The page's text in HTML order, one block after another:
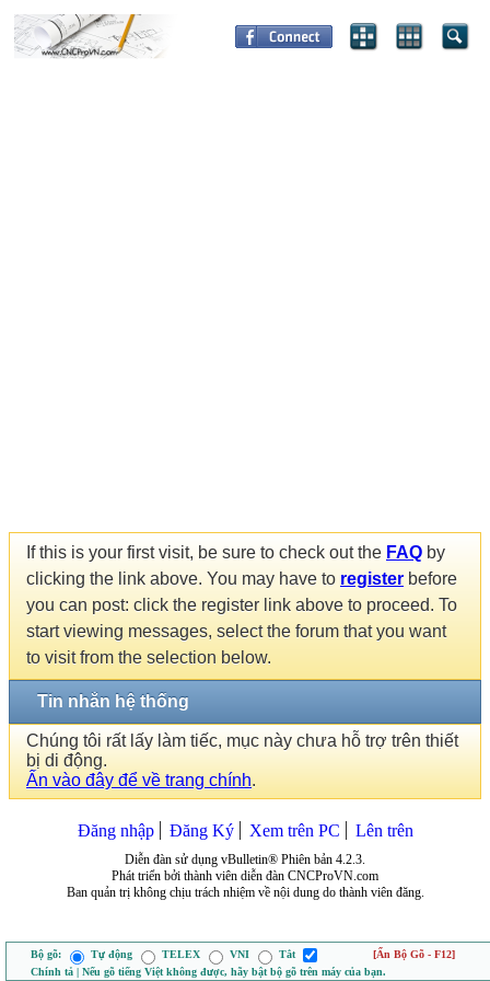
If this is your first visit, be sure to check out the FAQ by
clicking the link above. You may have to register before
you can post: click the register link above to proceed. To
start viewing messages, select the forum that you want
to visit from the selection below.
Tin nhắn hệ thống
Chúng tôi rất lấy làm tiếc, mục này chưa hỗ trợ trên thiết
bị di động.
Ấn vào đây để về trang chính.
Đăng nhập Đăng Ký Xem trên PC Lên trên
Diễn đàn sử dụng vBulletin® Phiên bản 4.2.3.
Phát triển bởi thành viên diễn đàn CNCProVN.com
Ban quản trị không chịu trách nhiệm về nội dung do thành viên đăng.
Bộ gõ: Tự động TELEX VNI Tắt
[Ẩn Bộ Gõ - F12]
Chính tả | Nếu gõ tiếng Việt không được, hãy bật bộ gõ trên máy của bạn.